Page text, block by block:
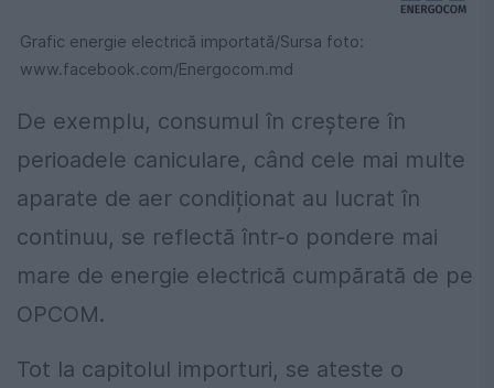
Grafic energie electrică importată/Sursa foto:
www.facebook.com/Energocom.md
De exemplu, consumul în creștere în
perioadele caniculare, când cele mai multe
aparate de aer condiționat au lucrat în
continuu, se reflectă într-o pondere mai
mare de energie electrică cumpărată de pe
OPCOM.
Tot la capitolul importuri, se ateste o